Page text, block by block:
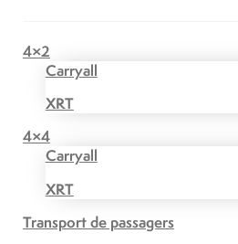
4×2
Carryall
XRT
4×4
Carryall
XRT
Transport de passagers